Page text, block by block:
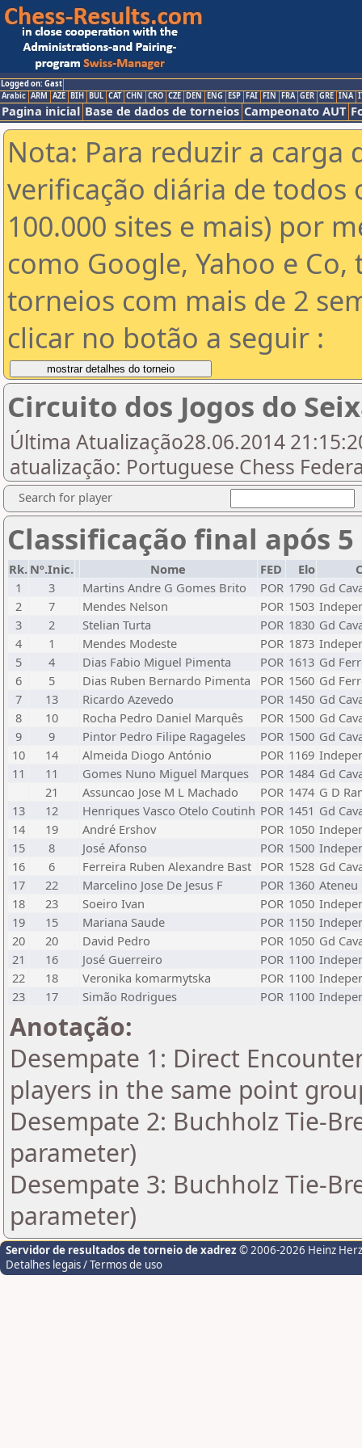
Logged on: Gast
Arabic ARM AZE BIH BUL CAT CHN CRO CZE DEN ENG ESP FAI FIN FRA GER GRE INA
Pagina inicial Base de dados de torneios Campeonato AUT
Nota: Para reduzir a carga
verificação diária de todos
100.000 sites e mais) por
como Google, Yahoo e
torneios com mais de 2
clicar no botão a seguir :
Circuito dos Jogos do
Última Atualização28.06.2014
atualização: Portuguese Chess
Search for player
Classificação final após
Rk. Nº.Inic. Nome FED Elo
1
3 Martins Andre G Gomes Brito POR 1790 Gd
2
7 Mendes Nelson POR 1503
3
2 Stelian Turta POR 1830 Gd
4
1 Mendes Modeste POR 1873
5
4 Dias Fabio Miguel Pimenta POR 1613 Gd
6
5 Dias Ruben Bernardo Pimenta POR 1560 Gd
7
13 Ricardo Azevedo POR 1450 Gd
8
10 Rocha Pedro Daniel Marquês POR 1500 Gd
9
9 Pintor Pedro Filipe Ragageles POR 1500 Gd
10
14 Almeida Diogo António POR 1169
11
11 Gomes Nuno Miguel Marques POR 1484 Gd
21
Assuncao Jose M L Machado POR 1474 G D
13
12 Henriques Vasco Otelo Coutinh POR 1451 Gd
14
19 André Ershov POR 1050
15
8 José Afonso POR 1500
16
6 Ferreira Ruben Alexandre Bast POR 1528 Gd
17
22 Marcelino Jose De Jesus F POR 1360
18
23 Soeiro Ivan POR 1050
19
15 Mariana Saude POR 1150
20
20 David Pedro POR 1050 Gd
21
16 José Guerreiro POR 1100
22
18 Veronika komarmytska POR 1100
23
17 Simão Rodrigues POR 1100
Anotação:
Desempate 1: Direct
players in the same point
Desempate 2: Buchholz Tie-
parameter)
Desempate 3: Buchholz Tie-
parameter)
Servidor de resultados de torneio de xadrez © 2006-2026 Heinz
Detalhes legais / Termos de uso